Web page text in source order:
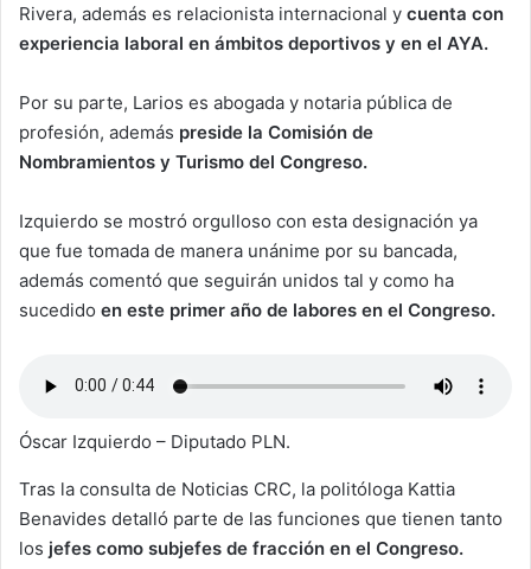
Rivera, además es relacionista internacional y cuenta con
experiencia laboral en ámbitos deportivos y en el AYA.
Por su parte, Larios es abogada y notaria pública de
profesión, además preside la Comisión de
Nombramientos y Turismo del Congreso.
Izquierdo se mostró orgulloso con esta designación ya
que fue tomada de manera unánime por su bancada,
además comentó que seguirán unidos tal y como ha
sucedido en este primer año de labores en el Congreso.
Óscar Izquierdo – Diputado PLN.
Tras la consulta de Noticias CRC, la politóloga Kattia
Benavides detalló parte de las funciones que tienen tanto
los jefes como subjefes de fracción en el Congreso.